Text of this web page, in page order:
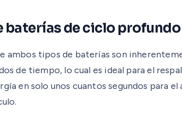
baterías de ciclo profundo
ambos tipos de baterías son
de tiempo, lo cual es ideal para el
en solo unos cuantos segundos para